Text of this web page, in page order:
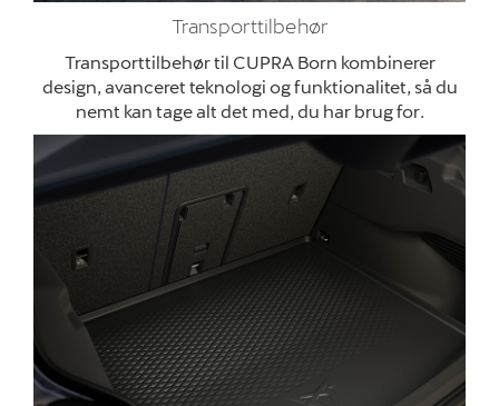
Transporttilbehør
Transporttilbehør til CUPRA Born kombinerer
design, avanceret teknologi og funktionalitet, så du
nemt kan tage alt det med, du har brug for.